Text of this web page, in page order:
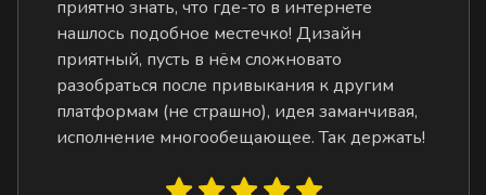
приятно знать, что где-то в интернете
нашлось подобное местечко! Дизайн
приятный, пусть в нём сложновато
разобраться после привыкания к другим
платформам (не страшно), идея заманчивая,
исполнение многообещающее. Так держать!